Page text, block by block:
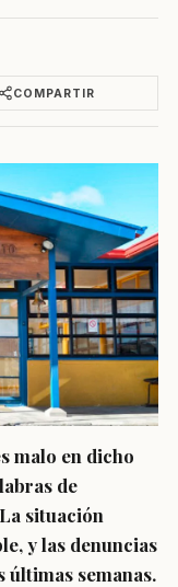
COMPARTIR
malo en dicho
de
situación
y las denuncias
últimas semanas.